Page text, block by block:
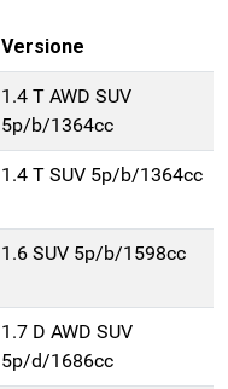
Versione
1.4 T AWD SUV
5p/b/1364cc
1.4 T SUV 5p/b/1364cc
1.6 SUV 5p/b/1598cc
1.7 D AWD SUV
5p/d/1686cc